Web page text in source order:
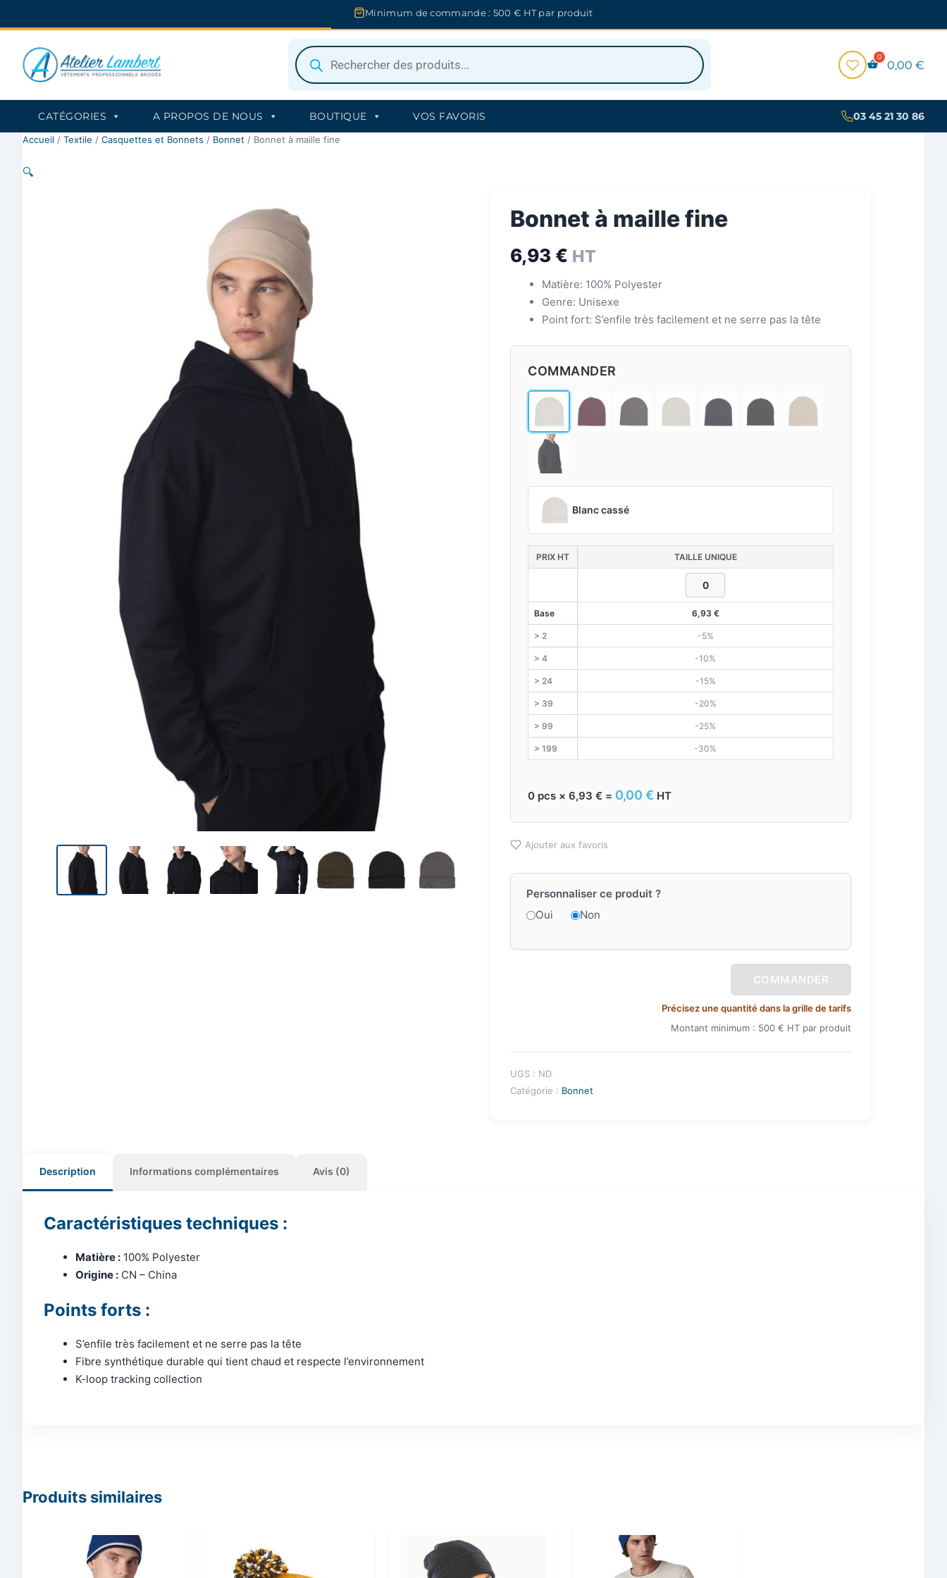
au
Minimum de commande : 500 € HT par produit
Recherche
de
produits
0,00 €
CATÉGORIES A PROPOS DE NOUS BOUTIQUE VOS FAVORIS 03 45 21 30 86
Accueil / Textile / Casquettes et Bonnets / Bonnet / Bonnet à maille fine
🔍
Bonnet à maille fine
6,93 € HT
Matière: 100% Polyester
Genre: Unisexe
Point fort: S’enfile très facilement et ne serre pas la tête
COMMANDER
Blanc cassé
PRIX HT TAILLE UNIQUE
Base 6,93 €
> 2 -5%
> 4 -10%
> 24 -15%
> 39 -20%
> 99 -25%
> 199 -30%
0 pcs × 6,93 € = 0,00 € HT
Ajouter aux favoris
Personnaliser ce produit ?
Oui
Non
COMMANDER
Précisez une quantité dans la grille de tarifs
Montant minimum : 500 € HT par produit
UGS : ND
Catégorie : Bonnet
Description Informations complémentaires Avis (0)
Caractéristiques techniques :
Matière : 100% Polyester
Origine : CN – China
Points forts :
S’enfile très facilement et ne serre pas la tête
Fibre synthétique durable qui tient chaud et respecte l’environnement
K-loop tracking collection
Produits similaires